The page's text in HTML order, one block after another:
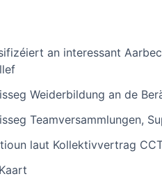
an interessant
Weiderbildung an de
Teamversammlungen,
laut Kollektivvertrag